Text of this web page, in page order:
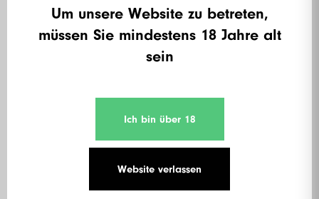
55. Maxmilian Wagner 245 €
Steven
Um unsere Website zu betreten,
müssen Sie mindestens 18 Jahre alt
sein
Ich bin über 18
Website verlassen